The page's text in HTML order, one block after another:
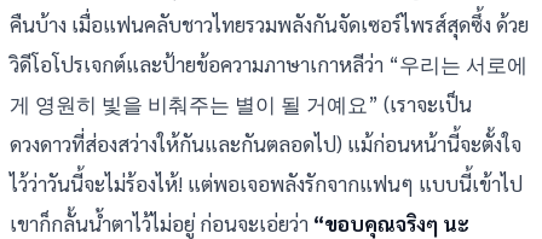
คืนบ้าง เมื่อแฟนคลับชาวไทยรวมพลังกันจัดเซอร์ไพรส์สุดซึ้ง ด้วย
วิดีโอโปรเจกต์และป้ายข้อความภาษาเกาหลีว่า “우리는 서로에
게 영원히 빛을 비춰주는 별이 될 거예요” (เราจะเป็น
ดวงดาวที่ส่องสว่างให้กันและกันตลอดไป) แม้ก่อนหน้านี้จะตั้งใจ
ไว้ว่าวันนี้จะไม่ร้องไห้! แต่พอเจอพลังรักจากแฟนๆ แบบนี้เข้าไป
เขาก็กลั้นน้ำตาไว้ไม่อยู่ ก่อนจะเอ่ยว่า “ขอบคุณจริงๆ นะ